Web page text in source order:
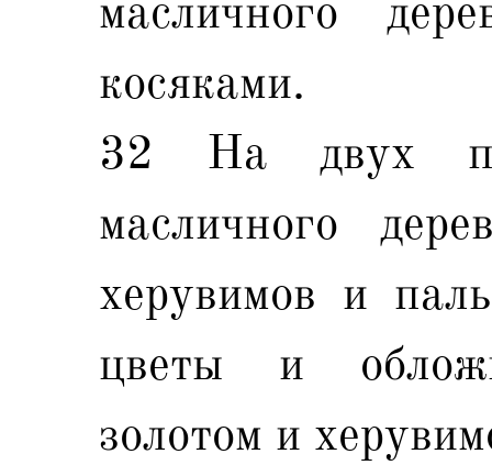
масличного
косяками.
32 На двух
масличного
херувимов и
цветы и
золотом и